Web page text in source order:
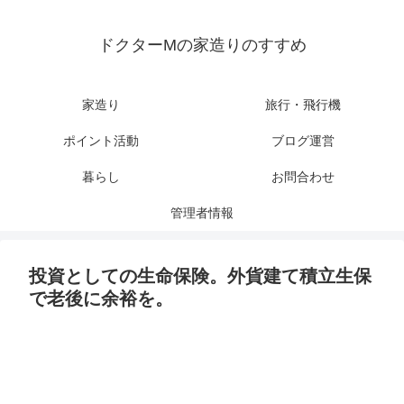
ドクターMの家造りのすすめ
家造り 旅行・飛行機
ポイント活動 ブログ運営
暮らし お問合わせ
管理者情報
投資としての生命保険。外貨建て積立生保
で老後に余裕を。